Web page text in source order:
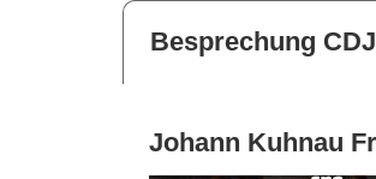
Besprechung
Johann Kuhnau